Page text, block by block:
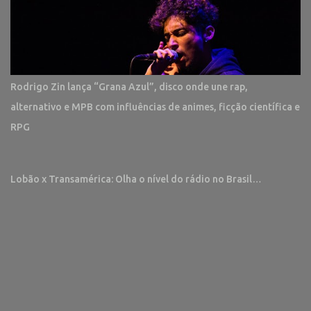
Rodrigo Zin lança “Grana Azul”, disco onde une rap,
alternativo e MPB com influências de animes, ficção científica e
RPG
Lobão x Transamérica: Olha o nível do rádio no Brasil…